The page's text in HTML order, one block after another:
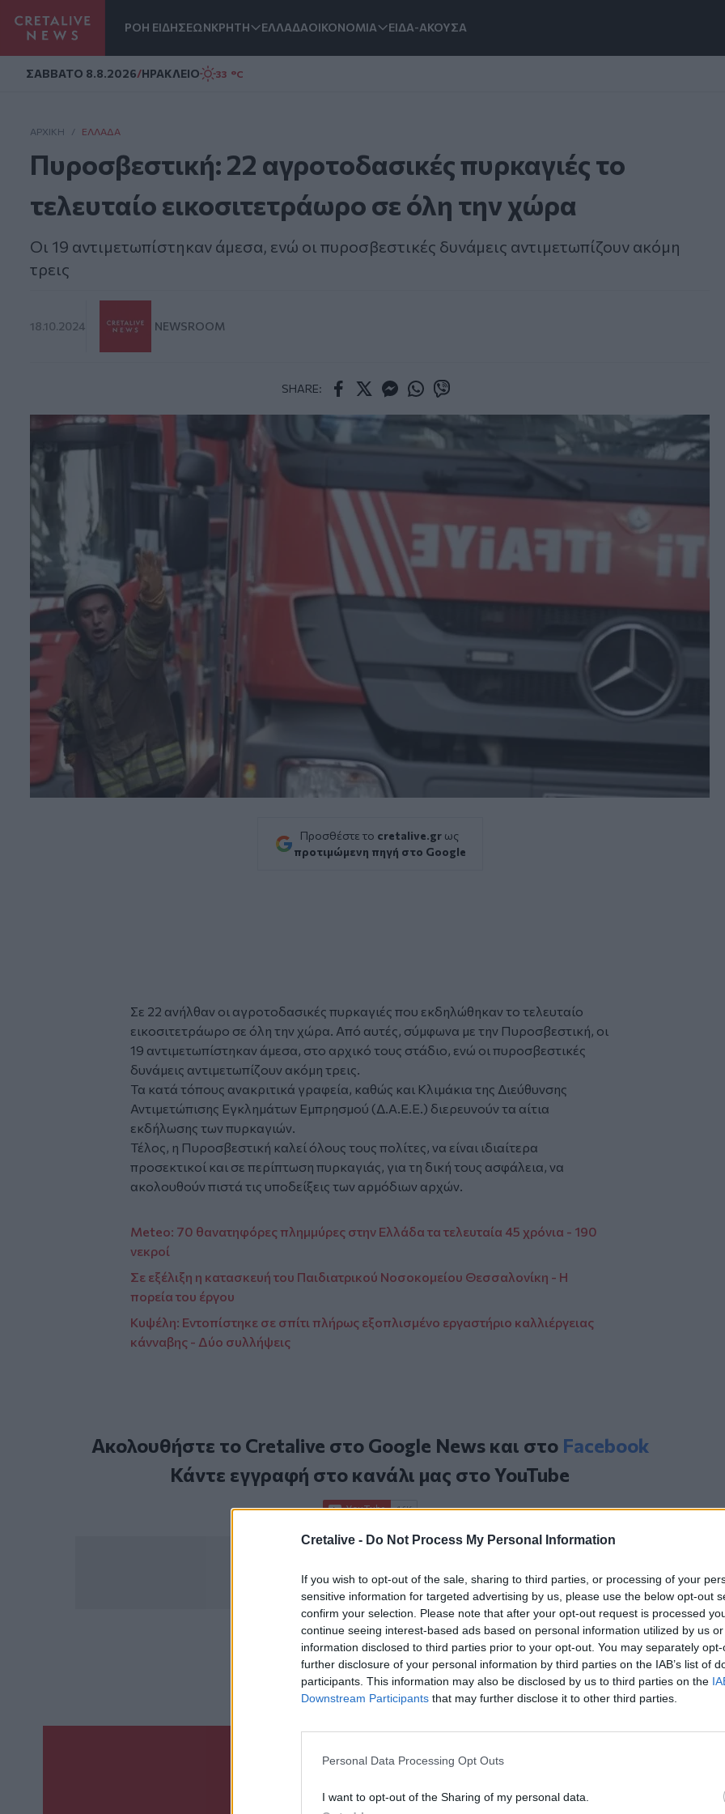
Cretalive - Do Not Process My Personal Information
If you wish to opt-out of the sale, sharing to third parties, or processing of your
sensitive information for targeted advertising by us, please use the below opt-out
confirm your selection. Please note that after your opt-out request is processed
continue seeing interest-based ads based on personal information utilized by us
information disclosed to third parties prior to your opt-out. You may separately
further disclosure of your personal information by third parties on the IAB’s list of
participants. This information may also be disclosed by us to third parties on the
Downstream Participants that may further disclose it to other third parties.
Personal Data Processing Opt Outs
I want to opt-out of the Sharing of my personal data.
ΡΟΗ ΕΙΔΗΣΕΩΝΚΡΗΤΗ ΕΛΛΑΔΑΟΙΚΟΝΟΜΙΑ ΕΙΔΑ-ΑΚΟΥΣΑ
ΣAΒΒΑΤΟ 8.8.2026/ΗΡΑΚΛΕΙΟ 33 °C
ΑΡΧΙΚΗ / ΕΛΛΆΔΑ
Πυροσβεστική: 22 αγροτοδασικές πυρκαγιές το
τελευταίο εικοσιτετράωρο σε όλη την χώρα
Οι 19 αντιμετωπίστηκαν άμεσα, ενώ οι πυροσβεστικές δυνάμεις αντιμετωπίζουν ακόμη
τρεις
18.10.2024 NEWSROOM
SHARE:
Προσθέστε το cretalive.gr ως
προτιμώμενη πηγή στο Google
Σε 22 ανήλθαν οι αγροτοδασικές πυρκαγιές που εκδηλώθηκαν το τελευταίο
εικοσιτετράωρο σε όλη την χώρα. Από αυτές, σύμφωνα με την Πυροσβεστική, οι
19 αντιμετωπίστηκαν άμεσα, στο αρχικό τους στάδιο, ενώ οι πυροσβεστικές
δυνάμεις αντιμετωπίζουν ακόμη τρεις.
Τα κατά τόπους ανακριτικά γραφεία, καθώς και Κλιμάκια της Διεύθυνσης
Αντιμετώπισης Εγκλημάτων Εμπρησμού (Δ.Α.Ε.Ε.) διερευνούν τα αίτια
εκδήλωσης των πυρκαγιών.
Τέλος, η Πυροσβεστική καλεί όλους τους πολίτες, να είναι ιδιαίτερα
προσεκτικοί και σε περίπτωση πυρκαγιάς, για τη δική τους ασφάλεια, να
ακολουθούν πιστά τις υποδείξεις των αρμόδιων αρχών.
Meteo: 70 θανατηφόρες πλημμύρες στην Ελλάδα τα τελευταία 45 χρόνια - 190
νεκροί
Σε εξέλιξη η κατασκευή του Παιδιατρικού Νοσοκομείου Θεσσαλονίκη - Η
πορεία του έργου
Κυψέλη: Εντοπίστηκε σε σπίτι πλήρως εξοπλισμένο εργαστήριο καλλιέργειας
κάνναβης - Δύο συλλήψεις
Ακολουθήστε το Cretalive στο Google Newsκαι στο Facebook
Κάντε εγγραφή στο κανάλι μας στοYouTube
ΣΧΕΤΙΚΆ TAGS
Πυρκαγιές
Πυροσβεστική Κατάσβεση
Γίνε ο ρεπόρτερ του CRETALIVE